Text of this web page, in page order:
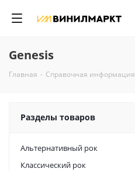
Genesis
Главная - Справочная информация
Разделы товаров
Альтернативный рок
Классический рок